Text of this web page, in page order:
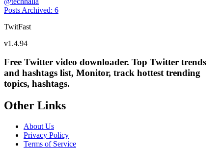
Posts Archived: 6
TwitFast
v1.4.94
Free Twitter video downloader. Top Twitter trends
and hashtags list, Monitor, track hottest trending
topics, hashtags.
Other Links
About Us
Privacy Policy
Terms of Service